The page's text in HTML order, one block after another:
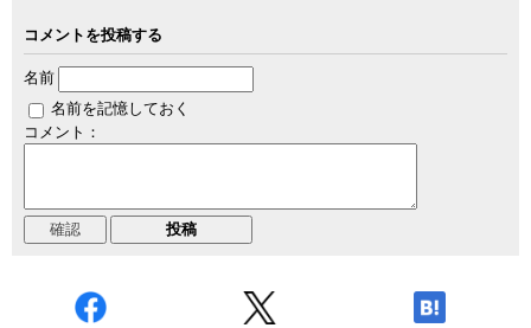
コメントを投稿する
名前
名前を記憶しておく
コメント：